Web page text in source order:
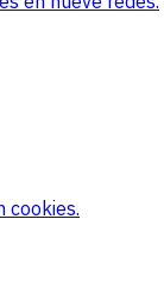
cookies.